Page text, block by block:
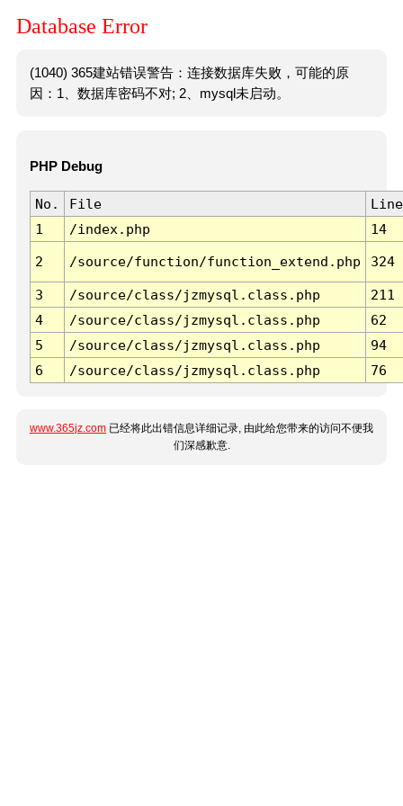
Database Error
(1040) 365建站错误警告：连接数据库失败，可能的原
因：1、数据库密码不对; 2、mysql未启动。
PHP Debug
No. File
Line
1
/index.php 14
2 /source/function/function_extend.php 324
3 /source/class/jzmysql.class.php
211
4
/source/class/jzmysql.class.php
62
5
/source/class/jzmysql.class.php
94
6
/source/class/jzmysql.class.php 76
www.365jz.com 已经将此出错信息详细记录, 由此给您带来的访问不便我
们深感歉意.